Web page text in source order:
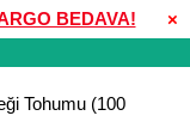
×
BEDAVA!